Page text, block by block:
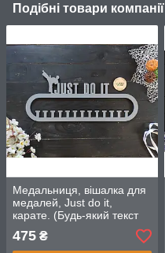
Подібні товари компанії
Медальниця, вішалка для
медалей, Just do it,
карате. (Будь-який текст
та вид спорту)
475 ₴